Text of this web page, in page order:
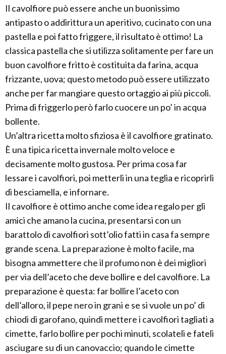
Il cavolfiore può essere anche un buonissimo
antipasto o addirittura un aperitivo, cucinato con una
pastella e poi fatto friggere, il risultato è ottimo! La
classica pastella che si utilizza solitamente per fare un
buon cavolfiore fritto è costituita da farina, acqua
frizzante, uova; questo metodo può essere utilizzato
anche per far mangiare questo ortaggio ai più piccoli.
Prima di friggerlo però farlo cuocere un po’ in acqua
bollente.
Un’altra ricetta molto sfiziosa è il cavolfiore gratinato.
È una tipica ricetta invernale molto veloce e
decisamente molto gustosa. Per prima cosa far
lessare i cavolfiori, poi metterli in una teglia e ricoprirli
di besciamella, e infornare.
Il cavolfiore è ottimo anche come idea regalo per gli
amici che amano la cucina, presentarsi con un
barattolo di cavolfiori sott’olio fatti in casa fa sempre
grande scena. La preparazione è molto facile, ma
bisogna ammettere che il profumo non è dei migliori
per via dell’aceto che deve bollire e del cavolfiore. La
preparazione è questa: far bollire l’aceto con
dell’alloro, il pepe nero in grani e se si vuole un po’ di
chiodi di garofano, quindi mettere i cavolfiori tagliati a
cimette, farlo bollire per pochi minuti, scolateli e fateli
asciugare su di un canovaccio; quando le cimette